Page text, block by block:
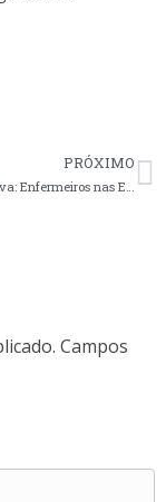
PRÓXIMO
Ideia Legislativa: Enfermeiros nas Escolas
Campos